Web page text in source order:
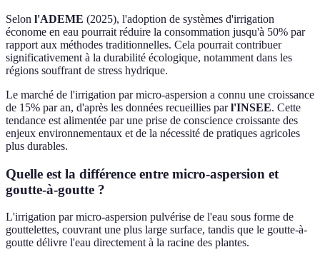
Selon l'ADEME (2025), l'adoption de systèmes d'irrigation
économe en eau pourrait réduire la consommation jusqu'à 50% par
rapport aux méthodes traditionnelles. Cela pourrait contribuer
significativement à la durabilité écologique, notamment dans les
régions souffrant de stress hydrique.
Le marché de l'irrigation par micro-aspersion a connu une croissance
de 15% par an, d'après les données recueillies parl'INSEE. Cette
tendance est alimentée par une prise de conscience croissante des
enjeux environnementaux et de la nécessité de pratiques agricoles
plus durables.
Quelle est la différence entre micro-aspersion et
goutte-à-goutte ?
L'irrigation par micro-aspersion pulvérise de l'eau sous forme de
gouttelettes, couvrant une plus large surface, tandis que le goutte-à-
goutte délivre l'eau directement à la racine des plantes.